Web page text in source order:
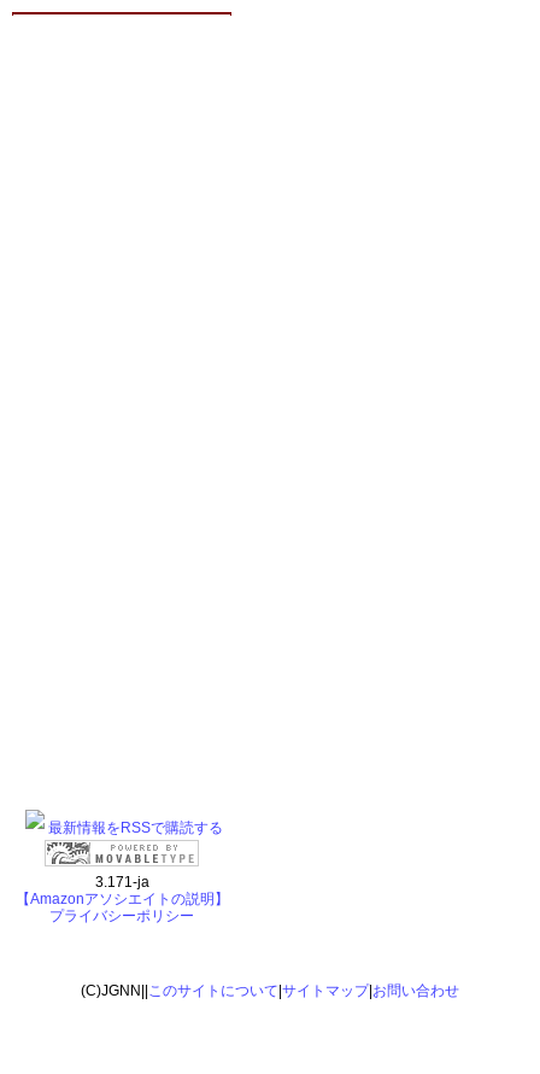
最新情報をRSSで購読する
3.171-ja
【Amazonアソシエイトの説明】
プライバシーポリシー
(C)JGNN|| このサイトについて サイトマップ| お問い合わせ